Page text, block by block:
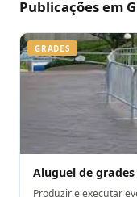
Publicações em
GRADES
Aluguel de
Produzir e executar